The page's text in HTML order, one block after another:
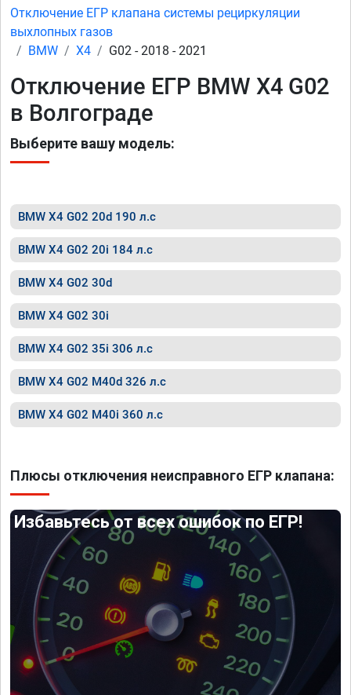
Отключение ЕГР клапана системы рециркуляции
выхлопных газов
BMW
X4 G02 - 2018 - 2021
Отключение ЕГР BMW X4 G02
в Волгограде
Выберите вашу модель:
BMW X4 G02 20d 190 л.с
BMW X4 G02 20i 184 л.с
BMW X4 G02 30d
BMW X4 G02 30i
BMW X4 G02 35i 306 л.с
BMW X4 G02 M40d 326 л.с
BMW X4 G02 M40i 360 л.с
Плюсы отключения неисправного ЕГР клапана:
Избавьтесь от всех ошибок по ЕГР!